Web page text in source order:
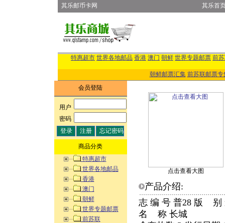
其乐邮币卡网 其乐首
特惠超市 世界各地邮品 香港 澳门 朝鲜 世界专题邮票 前
朝鲜邮票汇集 前苏联邮票专
会员登陆
用户:
密码:
商品分类
特惠超市
世界各地邮品
香港
澳门
朝鲜
世界专题邮票
前苏联
点击查看大图
产品介绍:
志 编 号 普28 版 别
名 称 长城